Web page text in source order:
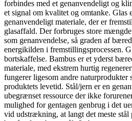
forbindes med et genanvendeligt og
et signal om kvalitet og omtanke. Glas
genanvendeligt materiale, der er
glasaffald. Der forbruges store
som genanvendelse, så graden af
energikilden i fremstillingsprocessen.
bortskaffelse. Bambus er et yderst
materiale, med ekstrem hurtig
fungerer ligesom andre naturprodukter
produktets levetid. Stål/jern er en
ubegrænset ressource der ikke
mulighed for gentagen genbrug i det
vid udstrækning, at langt det meste stål